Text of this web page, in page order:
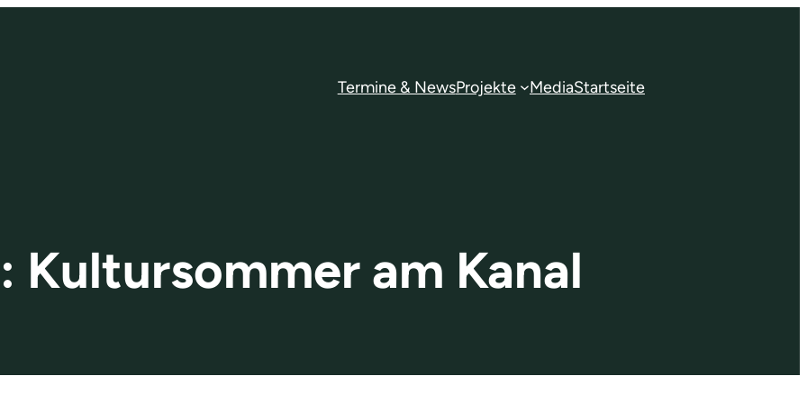
Termine & NewsProjekte MediaStartseite
Kultursommer am Kanal